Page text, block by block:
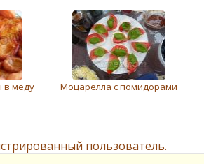
в меду Моцарелла с помидорами
пользователь.